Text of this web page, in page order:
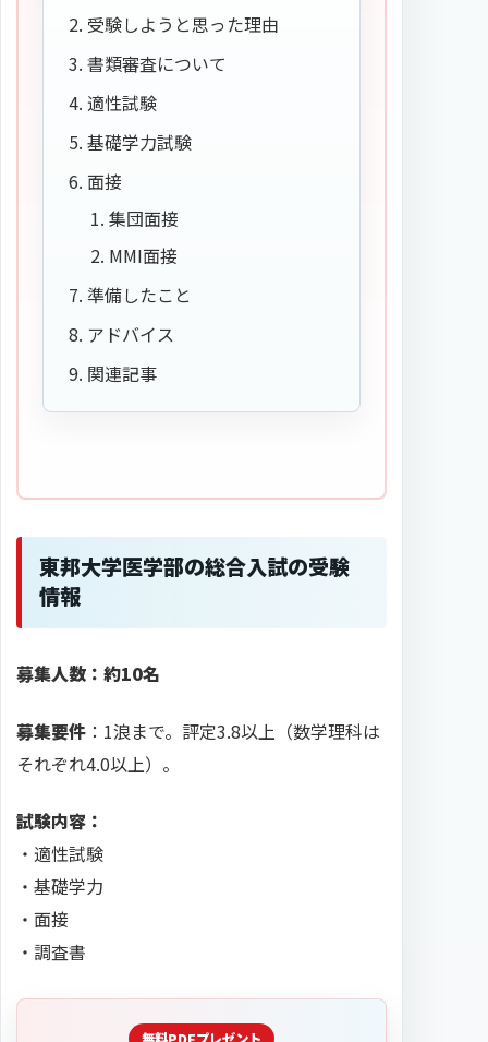
受験しようと思った理由
書類審査について
適性試験
基礎学力試験
面接
集団面接
MMI面接
準備したこと
アドバイス
関連記事
東邦大学医学部の総合入試の受験
情報
募集人数：約10名
募集要件 ：1浪まで。評定3.8以上（数学理科は
それぞれ4.0以上）。
試験内容：
・適性試験
・基礎学力
・面接
・調査書